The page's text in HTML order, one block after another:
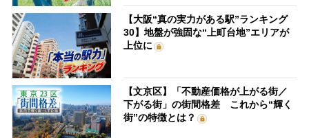
【大阪“真の実力がある駅”ランキング
30】地盤が強固な“上町台地”エリアが
上位に
【文京区】「不動産価格が上がる街／
下がる街」の街間格差 これから“輝く
街”の特徴とは？